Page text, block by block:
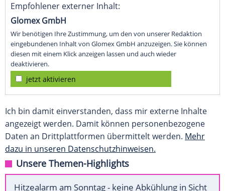
Empfohlener externer Inhalt:
Glomex GmbH
Wir benötigen Ihre Zustimmung, um den von unserer Redaktion
eingebundenen Inhalt von Glomex GmbH anzuzeigen. Sie können
diesen mit einem Klick anzeigen lassen und auch wieder
deaktivieren.
jetzt aktivieren
Ich bin damit einverstanden, dass mir externe Inhalte
angezeigt werden. Damit können personenbezogene
Daten an Drittplattformen übermittelt werden. Mehr
dazu in unseren Datenschutzhinweisen.
Unsere Themen-Highlights
Hitzealarm am Sonntag - keine Abkühlung in Sicht